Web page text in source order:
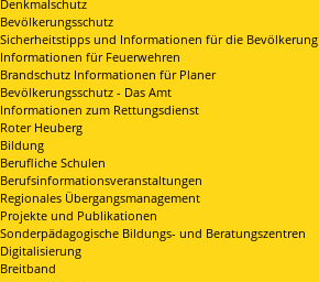
Denkmalschutz
Bevölkerungsschutz
Sicherheitstipps und Informationen für die Bevölkerung
Informationen für Feuerwehren
Brandschutz Informationen für Planer
Bevölkerungsschutz - Das Amt
Informationen zum Rettungsdienst
Roter Heuberg
Bildung
Berufliche Schulen
Berufsinformationsveranstaltungen
Regionales Übergangsmanagement
Projekte und Publikationen
Sonderpädagogische Bildungs- und Beratungszentren
Digitalisierung
Breitband